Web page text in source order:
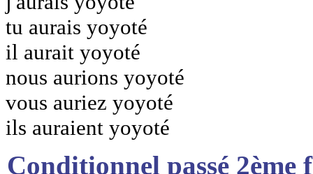
tu aurais yoyoté
il aurait yoyoté
nous aurions yoyoté
vous auriez yoyoté
ils auraient yoyoté
Conditionnel passé 2ème